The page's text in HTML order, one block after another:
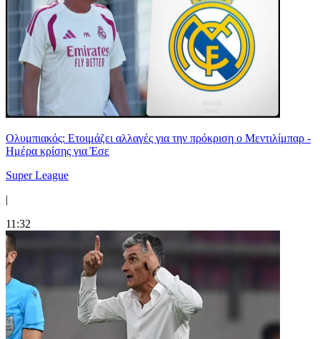
Ολυμπιακός: Ετοιμάζει αλλαγές για την πρόκριση ο Μεντιλίμπαρ -
Ημέρα κρίσης για Έσε
Super League
|
11:32